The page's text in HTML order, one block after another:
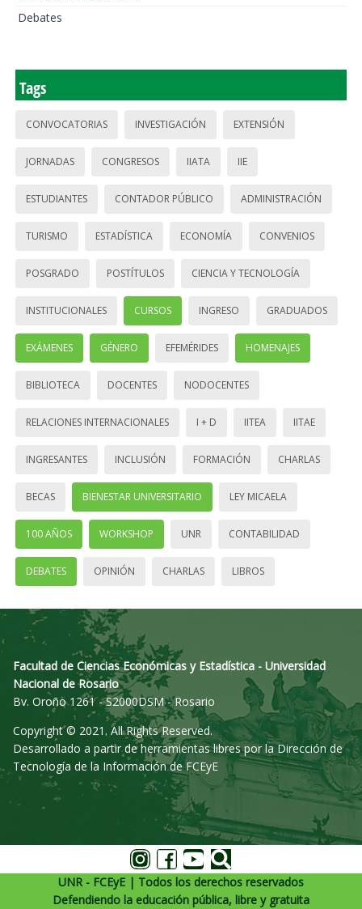
Debates
Tags
CONVOCATORIAS INVESTIGACIÓN EXTENSIÓN
JORNADAS CONGRESOS IIATA IIE
ESTUDIANTES CONTADOR PÚBLICO ADMINISTRACIÓN
TURISMO ESTADÍSTICA ECONOMÍA CONVENIOS
POSGRADO POSTÍTULOS CIENCIA Y TECNOLOGÍA
INSTITUCIONALES CURSOS INGRESO GRADUADOS
EXÁMENES GÉNERO EFEMÉRIDES HOMENAJES
BIBLIOTECA DOCENTES NODOCENTES
RELACIONES INTERNACIONALES I + D IITEA IITAE
INGRESANTES INCLUSIÓN FORMACIÓN CHARLAS
BECAS BIENESTAR UNIVERSITARIO LEY MICAELA
100 AÑOS WORKSHOP UNR CONTABILIDAD
DEBATES OPINIÓN CHARLAS LIBROS
Facultad de Ciencias Económicas y Estadística - Universidad
Nacional de Rosario
Bv. Oroño 1261 - S2000DSM - Rosario
Copyright © 2021. All Rights Reserved.
Desarrollado a partir de herramientas libres por la Dirección de
Tecnología de la Información de FCEyE
UNR - FCEyE | Todos los derechos reservados
Defendiendo la educación pública, libre y gratuita